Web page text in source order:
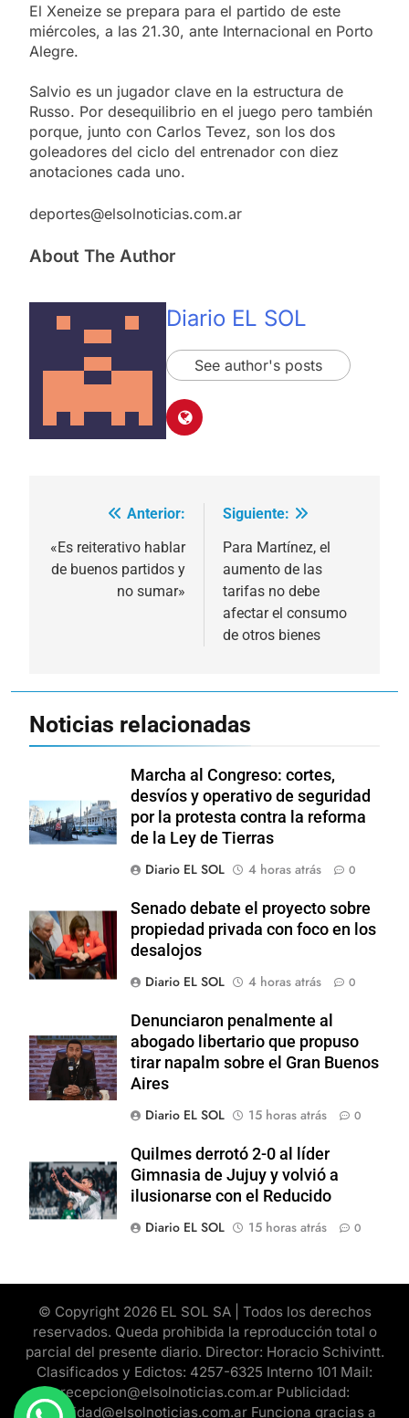
El Xeneize se prepara para el partido de este
miércoles, a las 21.30, ante Internacional en Porto
Alegre.
Salvio es un jugador clave en la estructura de
Russo. Por desequilibrio en el juego pero también
porque, junto con Carlos Tevez, son los dos
goleadores del ciclo del entrenador con diez
anotaciones cada uno.
deportes@elsolnoticias.com.ar
About The Author
Diario EL SOL
See author's posts
Navegación
de
entradas
Anterior:
«Es reiterativo hablar
de buenos partidos y
no sumar»
Siguiente:
Para Martínez, el
aumento de las
tarifas no debe
afectar el consumo
de otros bienes
Noticias relacionadas
Marcha al Congreso: cortes,
desvíos y operativo de seguridad
por la protesta contra la reforma
de la Ley de Tierras
Diario EL SOL
4 horas atrás 0
Senado debate el proyecto sobre
propiedad privada con foco en los
desalojos
Diario EL SOL
4 horas atrás 0
Denunciaron penalmente al
abogado libertario que propuso
tirar napalm sobre el Gran Buenos
Aires
Diario EL SOL
15 horas atrás 0
Quilmes derrotó 2-0 al líder
Gimnasia de Jujuy y volvió a
ilusionarse con el Reducido
Diario EL SOL
15 horas atrás 0
© Copyright 2026 EL SOL SA | Todos los derechos
reservados. Queda prohibida la reproducción total o
parcial del presente diario. Director: Horacio Schivintt.
Clasificados y Edictos: 4257-6325 Interno 101 Mail:
recepcion@elsolnoticias.com.ar Publicidad:
publicidad@elsolnoticias.com.ar Funciona gracias a